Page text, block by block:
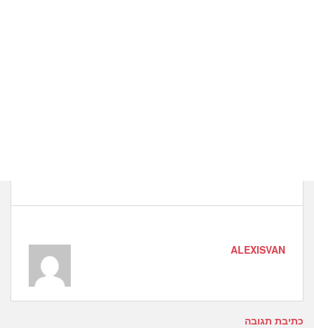
ALEXISVAN
כתיבת תגובה